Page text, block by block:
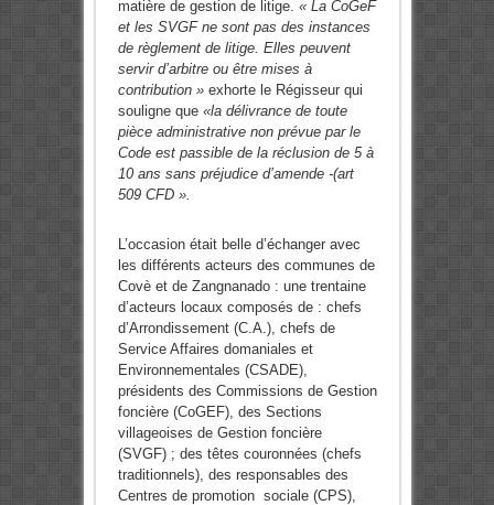
matière de gestion de litige. « La CoGeF
et les SVGF ne sont pas des instances
de règlement de litige. Elles peuvent
servir d’arbitre ou être mises à
contribution »exhorte le Régisseur qui
souligne que «la délivrance de toute
pièce administrative non prévue par le
Code est passible de la réclusion de 5 à
10 ans sans préjudice d’amende -(art
509 CFD ».
L’occasion était belle d’échanger avec
les différents acteurs des communes de
Covè et de Zangnanado : une trentaine
d’acteurs locaux composés de : chefs
d’Arrondissement (C.A.), chefs de
Service Affaires domaniales et
Environnementales (CSADE),
présidents des Commissions de Gestion
foncière (CoGEF), des Sections
villageoises de Gestion foncière
(SVGF) ; des têtes couronnées (chefs
traditionnels), des responsables des
Centres de promotion sociale (CPS),